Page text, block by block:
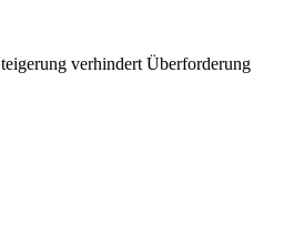
verhindert Überforderung